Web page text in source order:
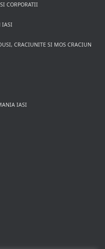
CORPORATII
IASI
CRACIUNITE SI MOS CRACIUN
IASI